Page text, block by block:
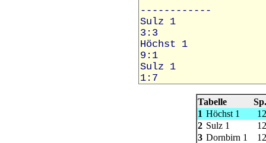
Tabelle
Sp.
1 Höchst 1
12
2 Sulz 1
12
3 Dornbirn 1
12